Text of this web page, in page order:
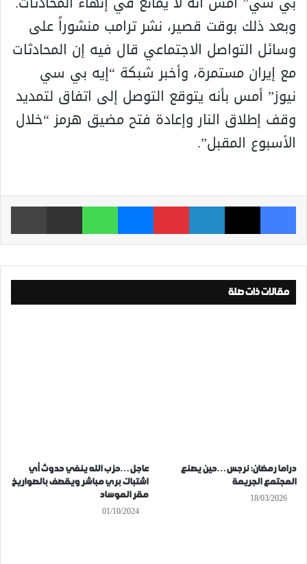
وبعد ذلك بوقت قصير، نشر ترامب منشوراً على
وسائل التواصل الاجتماعي قال فيه إن المحادثات
مع إيران مستمرة، وأخبر شبكة “إيه بي سي
نيوز” أمس بأنه يتوقع التوصل إلى اتفاق لتمديد
وقف إطلاق النار وإعادة فتح مضيق هرمز “خلال
الأسبوع المقبل”.
فيسبوك ‫X لينكدإن بينتيريست ماسنجر واتساب مشاركة عبر البريد
مقالات ذات صلة
دراما رمضان: نرجس…حين يصنع
المجتمع الجريمة
18/03/2026
عاجل…حزب الله ينفي حدوث أي
اشتباك بري مباشر ويقصف بالصواريخ
مقر الموساد
01/10/2024